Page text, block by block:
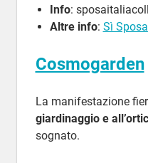
Info:
Altre info: Sì
Cosmogarden
La manifestazione
giardinaggio e
sognato.